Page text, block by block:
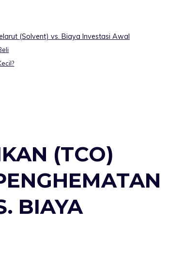
(Solvent) vs. Biaya Investasi Awal
(TCO)
BIAYA